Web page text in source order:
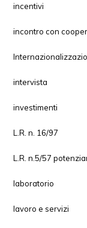
incentivi
incontro con
intervista
investimenti
L.R. n. 16/97
L.R. n.5/57
laboratorio
lavoro e servizi